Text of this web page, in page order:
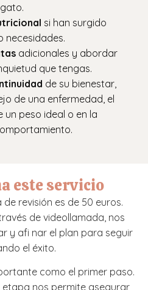
si han surgido
necesidades.
adicionales y abordar
que tengas.
de su bienestar,
de una enfermedad, el
un peso ideal o en la
este servicio
revisión es de 50 euros.
de videollamada, nos
y afi nar el plan para seguir
el éxito.
como el primer paso.
nos permite asegurar